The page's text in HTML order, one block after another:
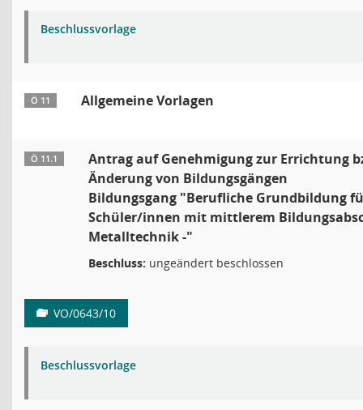
Beschlussvorlage
Ö 11 Allgemeine Vorlagen
Ö 11.1
Antrag auf Genehmigung zur Errichtung
Änderung von Bildungsgängen
Bildungsgang "Berufliche Grundbildung
Schüler/innen mit mittlerem
Metalltechnik -"
Beschluss: ungeändert beschlossen
VO/0643/10
Beschlussvorlage